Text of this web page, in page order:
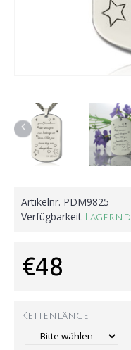
Artikelnr. PDM9825
Verfügbarkeit Lagernd
€48
Kettenlänge